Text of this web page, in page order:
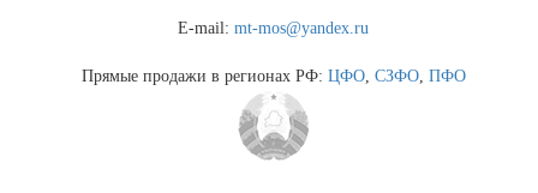
E-mail:mt-mos@yandex.ru
Прямые продажи в регионах РФ: ЦФО, СЗФО, ПФО